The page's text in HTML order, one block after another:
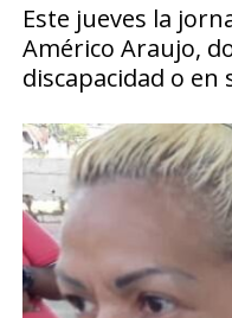
Este jueves la
Américo Araujo,
discapacidad o en